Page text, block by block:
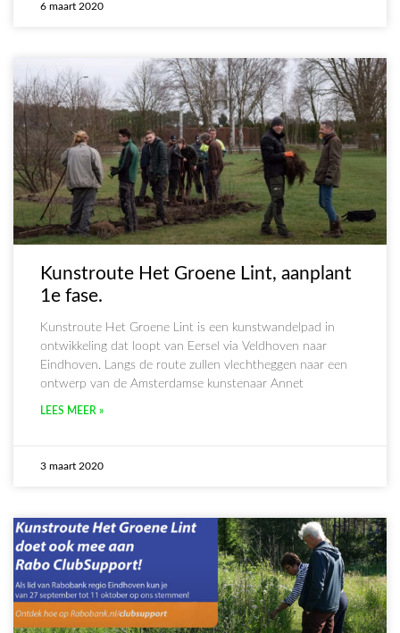
6 maart 2020
Kunstroute Het Groene Lint, aanplant
1e fase.
Kunstroute Het Groene Lint is een kunstwandelpad in
ontwikkeling dat loopt van Eersel via Veldhoven naar
Eindhoven. Langs de route zullen vlechtheggen naar een
ontwerp van de Amsterdamse kunstenaar Annet
LEES MEER »
3 maart 2020